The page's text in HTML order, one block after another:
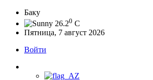
Баку
26.20 C
Пятница, 7 август 2026
Войти